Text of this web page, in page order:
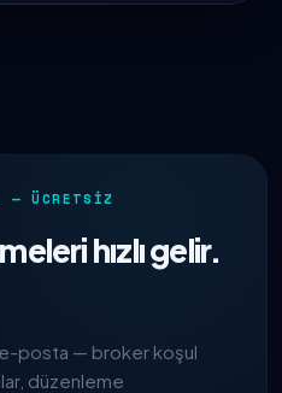
— ÜCRETSIZ
hızlı gelir.
posta — broker koşul
düzenleme